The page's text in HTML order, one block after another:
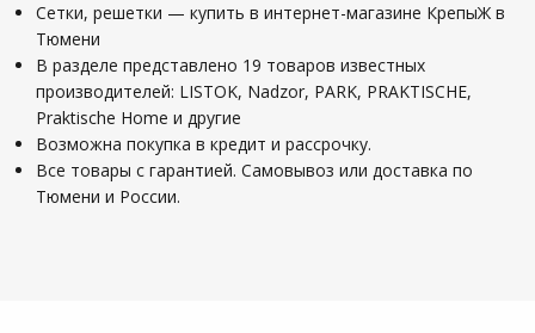
Сетки, решетки — купить в интернет-магазине КрепыЖ в
Тюмени
В разделе представлено 19 товаров известных
производителей: LISTOK, Nadzor, PARK, PRAKTISCHE,
Praktische Home и другие
Возможна покупка в кредит и рассрочку.
Все товары с гарантией. Самовывоз или доставка по
Тюмени и России.